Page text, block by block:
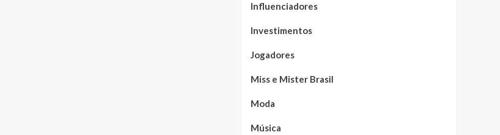
Influenciadores
Investimentos
Jogadores
Miss e Mister Brasil
Moda
Música